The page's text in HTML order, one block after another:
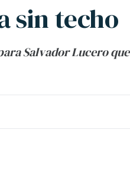
sin techo
Salvador Lucero que